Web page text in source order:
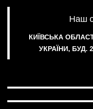
Наш
КИЇВСЬКА
УКРАЇНИ, БУД.